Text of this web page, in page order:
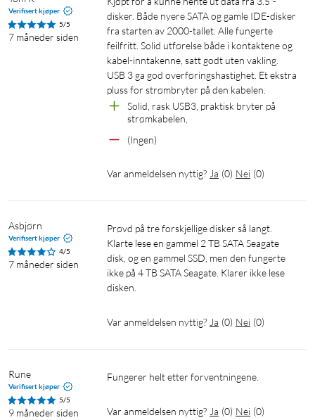
Verifisert kjøper
5/5
7 måneder siden
disker. Både nyere SATA og gamle IDE-disker
fra starten av 2000-tallet. Alle fungerte
feilfritt. Solid utførelse både i kontaktene og
kabel-inntakenne, satt godt uten vakling.
USB 3 ga god overføringshastighet. Et ekstra
pluss for strømbryter på den kabelen.
Solid, rask USB3, praktisk bryter på
strømkabelen,
(Ingen)
Var anmeldelsen nyttig? Ja (0) Nei (0)
Asbjørn
Verifisert kjøper
4/5
7 måneder siden
Prøvd på tre forskjellige disker så langt.
Klarte lese en gammel 2 TB SATA Seagate
disk, og en gammel SSD, men den fungerte
ikke på 4 TB SATA Seagate. Klarer ikke lese
disken.
Var anmeldelsen nyttig? Ja (0) Nei (0)
Rune
Verifisert kjøper
5/5
9 måneder siden
Fungerer helt etter forventningene.
Var anmeldelsen nyttig? Ja (0) Nei (0)